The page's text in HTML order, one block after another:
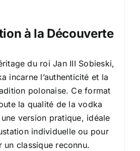
à la Découverte
du roi Jan III Sobieski,
incarne l’authenticité et la
polonaise. Ce format
la qualité de la vodka
version pratique, idéale
individuelle ou pour
un classique reconnu.